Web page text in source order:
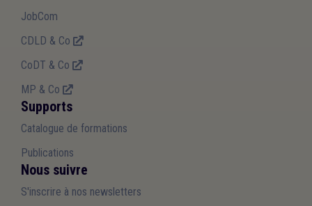
JobCom
CDLD & Co
CoDT & Co
MP & Co
Supports
Catalogue de formations
Publications
Nous suivre
S'inscrire à nos newsletters